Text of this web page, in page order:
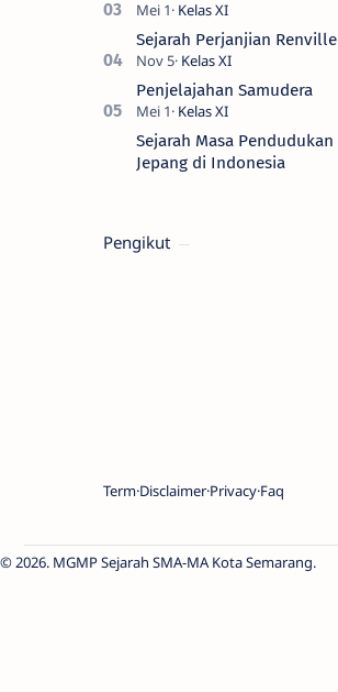
Sejarah Perjanjian Renville
Penjelajahan Samudera
Sejarah Masa Pendudukan
Jepang di Indonesia
Pengikut
Term Disclaimer Privacy Faq
2026. MGMP Sejarah SMA-MA Kota Semarang.